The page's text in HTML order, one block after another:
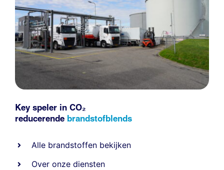
Key speler in CO₂
reducerende brandstofblends
Alle brandstoffen bekijken
Over onze diensten